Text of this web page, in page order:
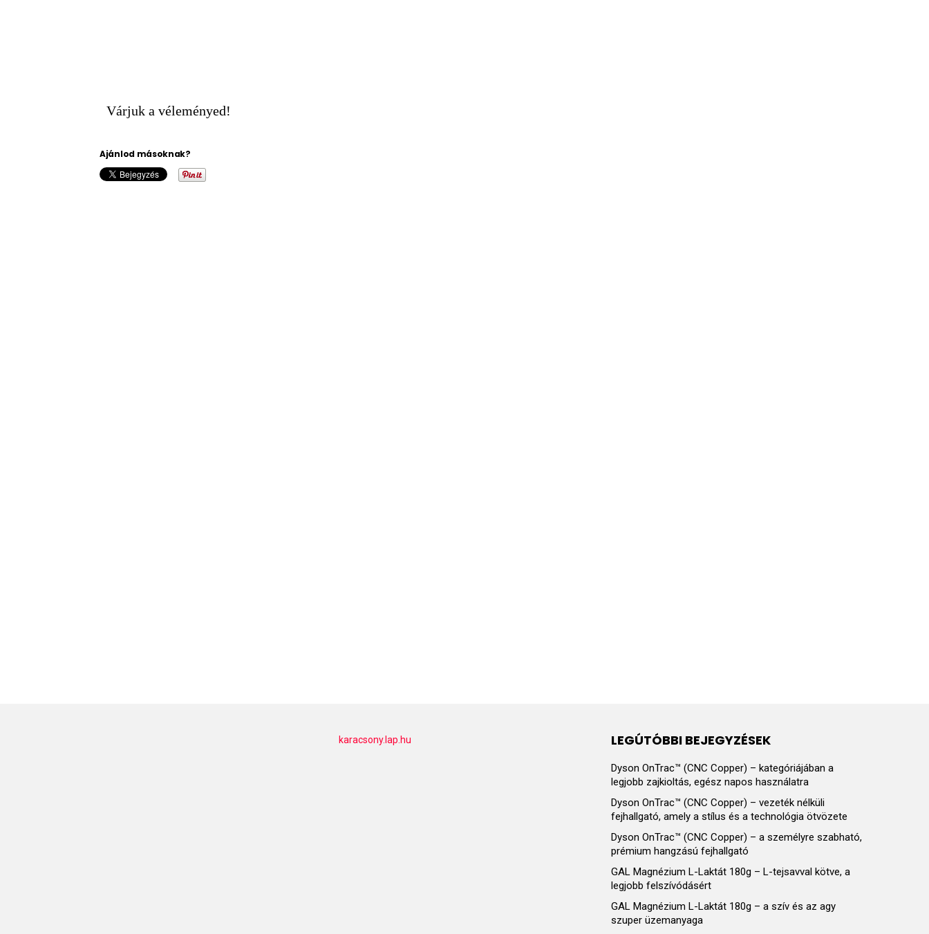
Várjuk a véleményed!
Ajánlod másoknak?
karacsony.lap.hu LEGÚTÓBBI BEJEGYZÉSEK
Dyson OnTrac™ (CNC Copper) – kategóriájában a
legjobb zajkioltás, egész napos használatra
Dyson OnTrac™ (CNC Copper) – vezeték nélküli
fejhallgató, amely a stílus és a technológia ötvözete
Dyson OnTrac™ (CNC Copper) – a személyre szabható,
prémium hangzású fejhallgató
GAL Magnézium L-Laktát 180g – L-tejsavval kötve, a
legjobb felszívódásért
GAL Magnézium L-Laktát 180g – a szív és az agy
szuper üzemanyaga